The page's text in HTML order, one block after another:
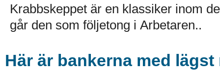
Krabbskeppet är en klassiker inom
går den som följetong i Arbetaren..
Här är bankerna med